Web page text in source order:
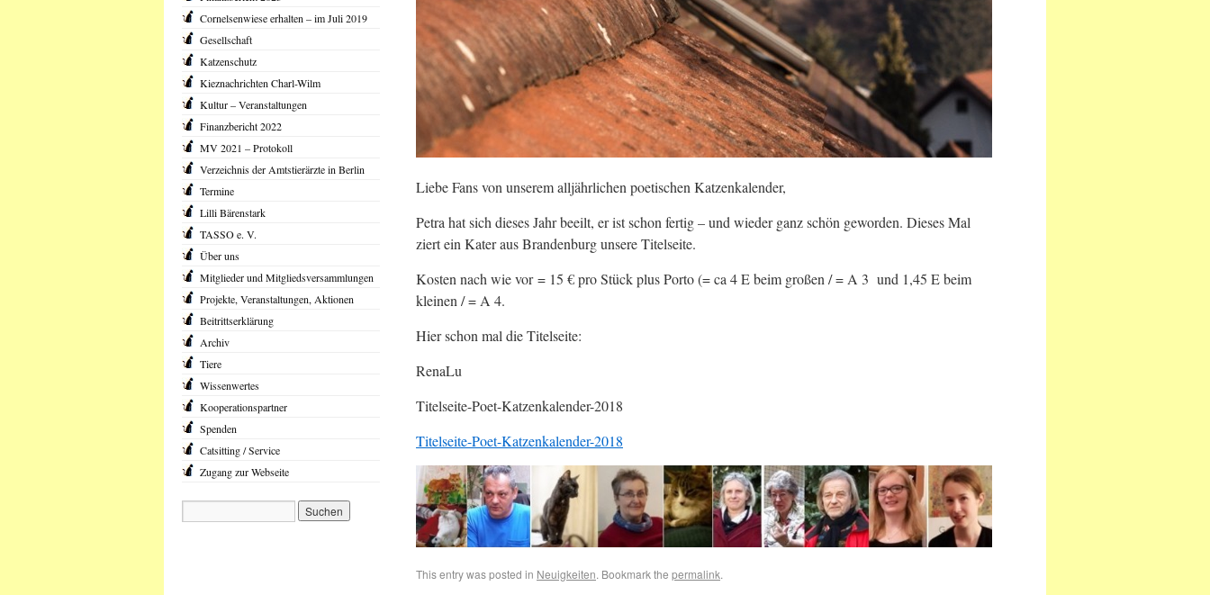
Liebe Fans von unserem alljährlichen poetischen Katzenkalender,
Petra hat sich dieses Jahr beeilt, er ist schon fertig – und wieder ganz schön geworden. Dieses Mal
ziert ein Kater aus Brandenburg unsere Titelseite.
Kosten nach wie vor = 15 € pro Stück plus Porto (= ca 4 E beim großen / = A 3 und 1,45 E beim
kleinen / = A 4.
Hier schon mal die Titelseite:
RenaLu
Titelseite-Poet-Katzenkalender-2018
Titelseite-Poet-Katzenkalender-2018
This entry was posted in Neuigkeiten. Bookmark the permalink.
Cornelsenwiese erhalten – im Juli 2019
Gesellschaft
Katzenschutz
Kieznachrichten Charl-Wilm
Kultur – Veranstaltungen
Finanzbericht 2022
MV 2021 – Protokoll
Verzeichnis der Amtstierärzte in Berlin
Termine
Lilli Bärenstark
TASSO e. V.
Über uns
Mitglieder und Mitgliedsversammlungen
Projekte, Veranstaltungen, Aktionen
Beitrittserklärung
Archiv
Tiere
Wissenwertes
Kooperationspartner
Spenden
Catsitting / Service
Zugang zur Webseite